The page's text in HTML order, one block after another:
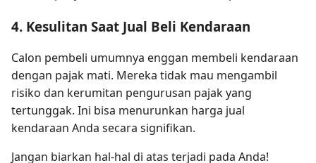
4. Kesulitan Saat Jual Beli Kendaraan
Calon pembeli umumnya enggan membeli kendaraan
dengan pajak mati. Mereka tidak mau mengambil
risiko dan kerumitan pengurusan pajak yang
tertunggak. Ini bisa menurunkan harga jual
kendaraan Anda secara signifikan.
Jangan biarkan hal-hal di atas terjadi pada Anda!